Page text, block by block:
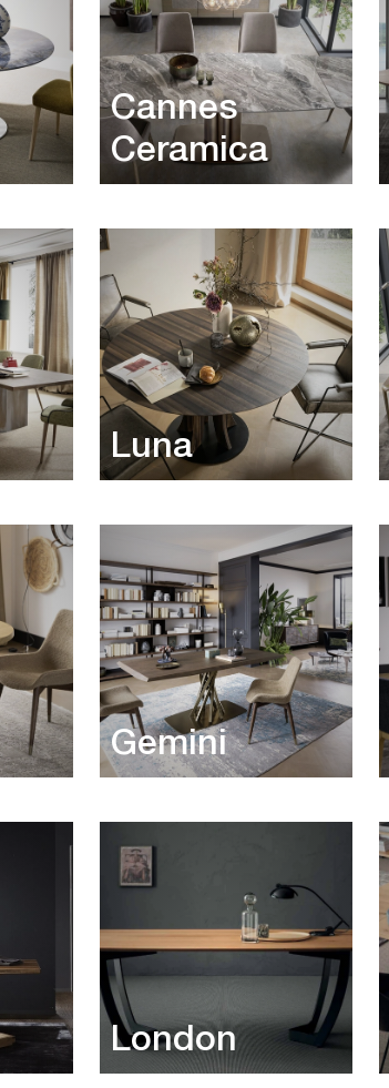
Cannes
Ceramica
Luna
Gemini
London